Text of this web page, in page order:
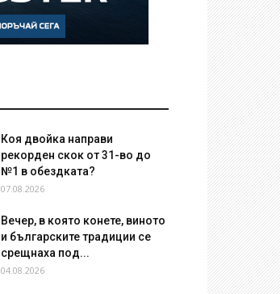
Коя двойка направи
рекорден скок от 31-во до
№1 в обездката?
07.08.2026
Вечер, в която конете, виното
и българските традиции се
срещнаха под...
04.08.2026